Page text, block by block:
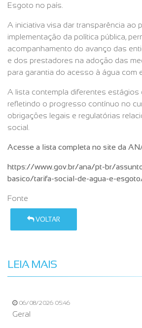
Esgoto no país.
A iniciativa visa dar transparência ao
implementação da política pública,
acompanhamento do avanço das
e dos prestadores na adoção das
para garantia do acesso à água com
A lista contempla diferentes estágios
refletindo o progresso contínuo no
obrigações legais e regulatórias
social.
Acesse a lista completa no site da
https://www.gov.br/ana/pt-br/
basico/tarifa-social-de-agua-e-
Fonte
VOLTAR
LEIA MAIS
06/08/2026 05:46
Geral